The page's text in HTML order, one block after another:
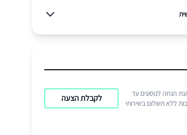
הנחה לנוסעים עד
ללא תשלום בשירותי
לקבלת הצעה